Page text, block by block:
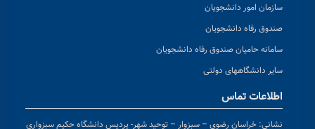
سازمان امور دانشجویان
صندوق رفاه دانشجویان
سامانه حامیان صندوق رفاه دانشجویان
سایر دانشگاههای دولتی
اطلاعات تماس
نشانی: خراسان رضوی – سبزوار – توحید شهر- پردیس دانشگاه حکیم سبزواری